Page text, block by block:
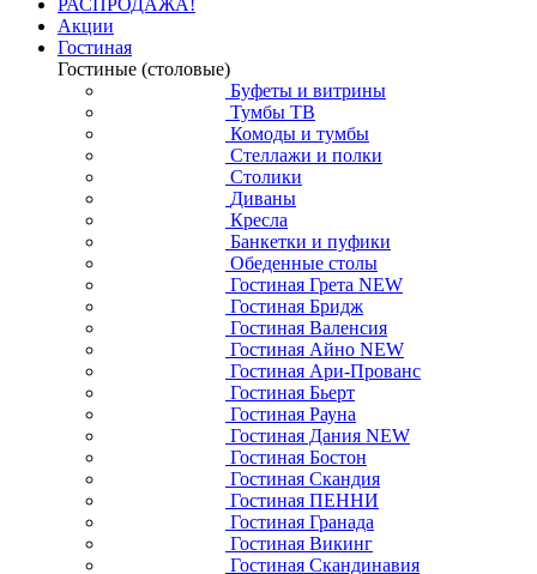
Акции
Гостиная
Гостиные (столовые)
Буфеты и витрины
Тумбы ТВ
Комоды и тумбы
Стеллажи и полки
Столики
Диваны
Кресла
Банкетки и пуфики
Обеденные столы
Гостиная Грета NEW
Гостиная Бридж
Гостиная Валенсия
Гостиная Айно NEW
Гостиная Ари-Прованс
Гостиная Бьерт
Гостиная Рауна
Гостиная Дания NEW
Гостиная Бостон
Гостиная Скандия
Гостиная ПЕННИ
Гостиная Гранада
Гостиная Викинг
Гостиная Скандинавия